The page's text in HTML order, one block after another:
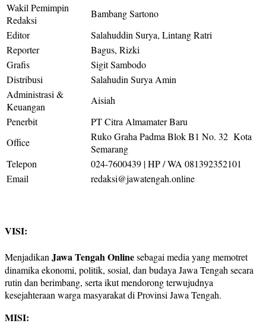
Wakil Pemimpin
Redaksi
Bambang Sartono
Editor
Salahuddin Surya, Lintang Ratri
Reporter
Bagus, Rizki
Grafis
Sigit Sambodo
Distribusi
Salahudin Surya Amin
Administrasi &
Keuangan
Aisiah
Penerbit
PT Citra Almamater Baru
Office
Ruko Graha Padma Blok B1 No. 32 Kota
Semarang
Telepon
024-7600439 | HP / WA 081392352101
Email
redaksi@jawatengah.online
VISI:
MenjadikanJawa Tengah Onlinesebagai media yang memotret
dinamika ekonomi, politik, sosial, dan budaya Jawa Tengah secara
rutin dan berimbang, serta ikut mendorong terwujudnya
kesejahteraan warga masyarakat di Provinsi Jawa Tengah.
MISI: